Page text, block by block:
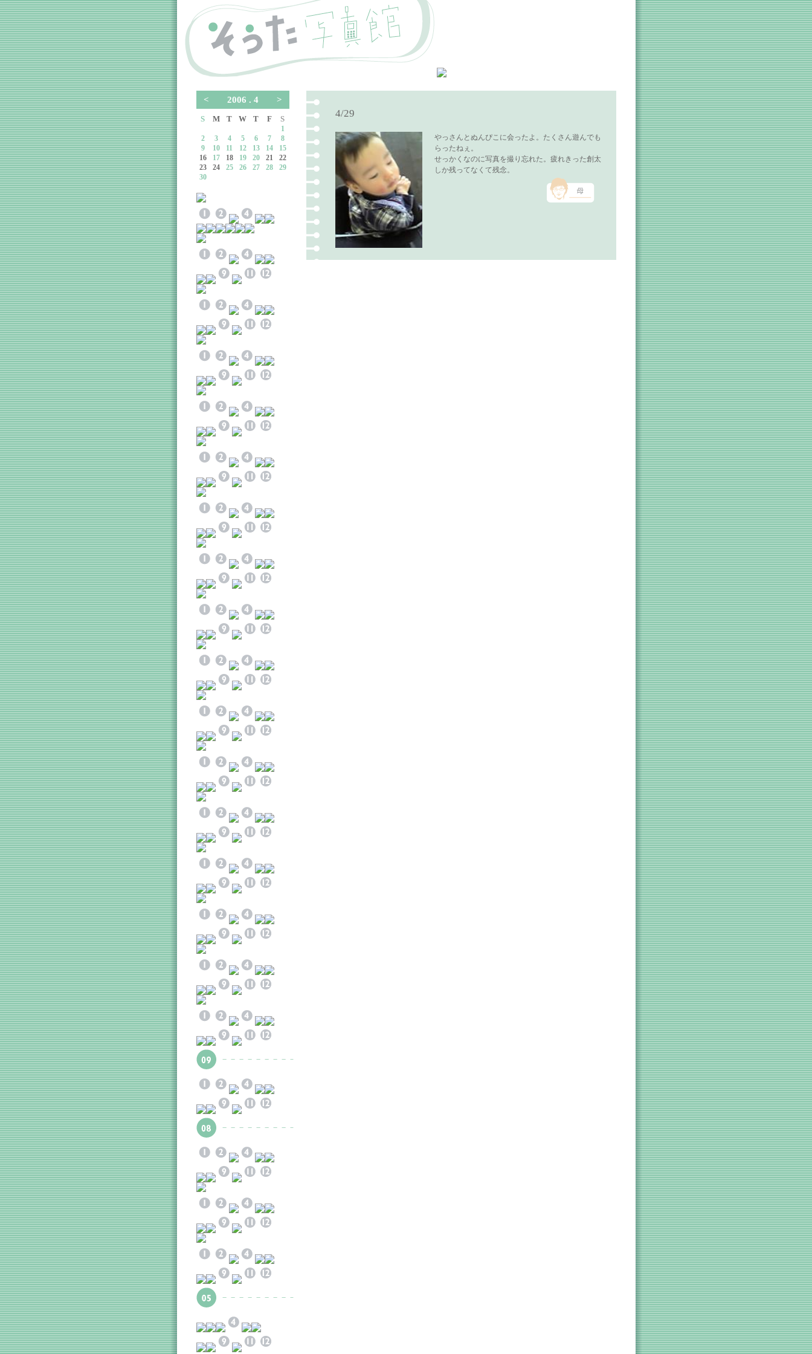
< 2006 . 4 >
S M T W T F S
1
2
3 4 5 6 7
8
9
10 11 12 13 14
15
16
17 18 19 20 21
22
23
24 25 26 27 28
29
30
4/29
やっさんとぬんぴこに会ったよ。たくさん遊んでも
らったねぇ。
せっかくなのに写真を撮り忘れた。疲れきった創太
しか残ってなくて残念。